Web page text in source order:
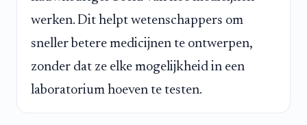
werken. Dit helpt wetenschappers om
sneller betere medicijnen te ontwerpen,
zonder dat ze elke mogelijkheid in een
laboratorium hoeven te testen.